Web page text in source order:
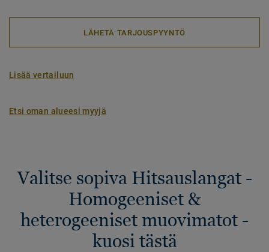
LÄHETÄ TARJOUSPYYNTÖ
Lisää vertailuun
Etsi oman alueesi myyjä
Valitse sopiva Hitsauslangat -
Homogeeniset &
heterogeeniset muovimatot -
kuosi tästä